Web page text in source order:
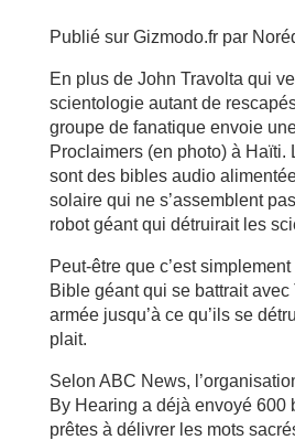
Publié sur Gizmodo.fr par
En plus de John Travolta qui
scientologie autant de
groupe de fanatique envoie
Proclaimers (en photo) à Haïti.
sont des bibles audio
solaire qui ne s’assemblent
robot géant qui détruirait les
Peut-être que c’est simplement
Bible géant qui se battrait avec
armée jusqu’à ce qu’ils se
plait.
Selon ABC News,
By Hearing a déjà envoyé 600
prêtes à délivrer les mots